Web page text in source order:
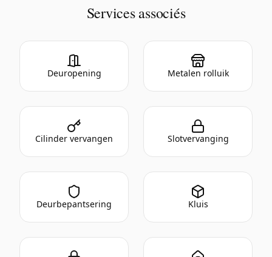
Services associés
Deuropening Metalen rolluik
Cilinder vervangen Slotvervanging
Deurbepantsering Kluis